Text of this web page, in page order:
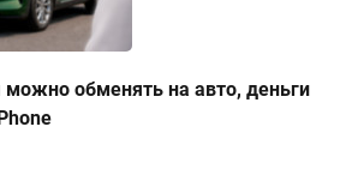
можно обменять на авто, деньги